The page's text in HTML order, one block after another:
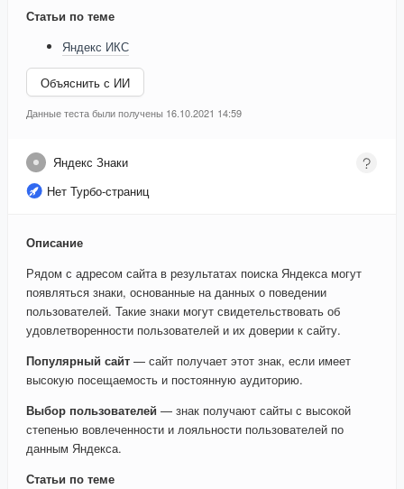
Статьи по теме
Яндекс ИКС
Объяснить с ИИ
Данные теста были получены 16.10.2021 14:59
Яндекс Знаки
Нет Турбо-страниц
Описание
Рядом с адресом сайта в результатах поиска Яндекса могут
появляться знаки, основанные на данных о поведении
пользователей. Такие знаки могут свидетельствовать об
удовлетворенности пользователей и их доверии к сайту.
Популярный сайт — сайт получает этот знак, если имеет
высокую посещаемость и постоянную аудиторию.
Выбор пользователей — знак получают сайты с высокой
степенью вовлеченности и лояльности пользователей по
данным Яндекса.
Статьи по теме